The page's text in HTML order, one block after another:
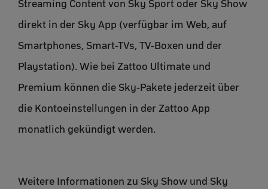
Streaming Content von Sky Sport oder Sky Show
direkt in der Sky App (verfügbar im Web, auf
Smartphones, Smart-TVs, TV-Boxen und der
Playstation). Wie bei Zattoo Ultimate und
Premium können die Sky-Pakete jederzeit über
die Kontoeinstellungen in der Zattoo App
monatlich gekündigt werden.
Weitere Informationen zu Sky Show und Sky